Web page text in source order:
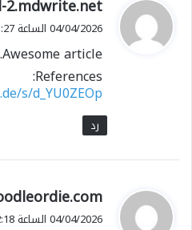
ق
ل
2.mdwrite.net
04/04/2026 الساعة 11:27
Awesome article.
References:
s/d_YU0ZEOp
رد
ي
ق
04/04/2026 الساعة 22:18